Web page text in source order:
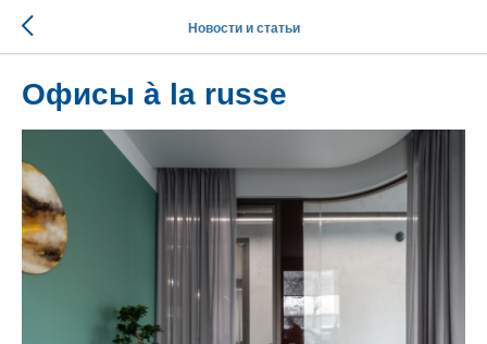
Новости и статьи
Офисы à la russe